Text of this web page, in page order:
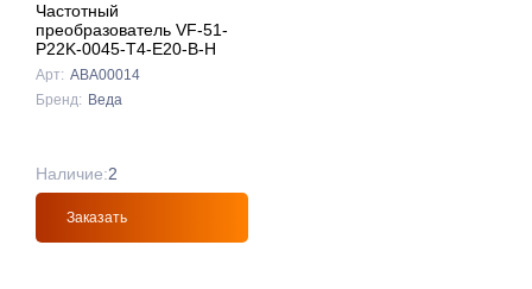
Частотный
преобразователь VF-51-
P22K-0045-T4-E20-B-H
Арт: ABA00014
Бренд: Веда
Наличие:2
Заказать